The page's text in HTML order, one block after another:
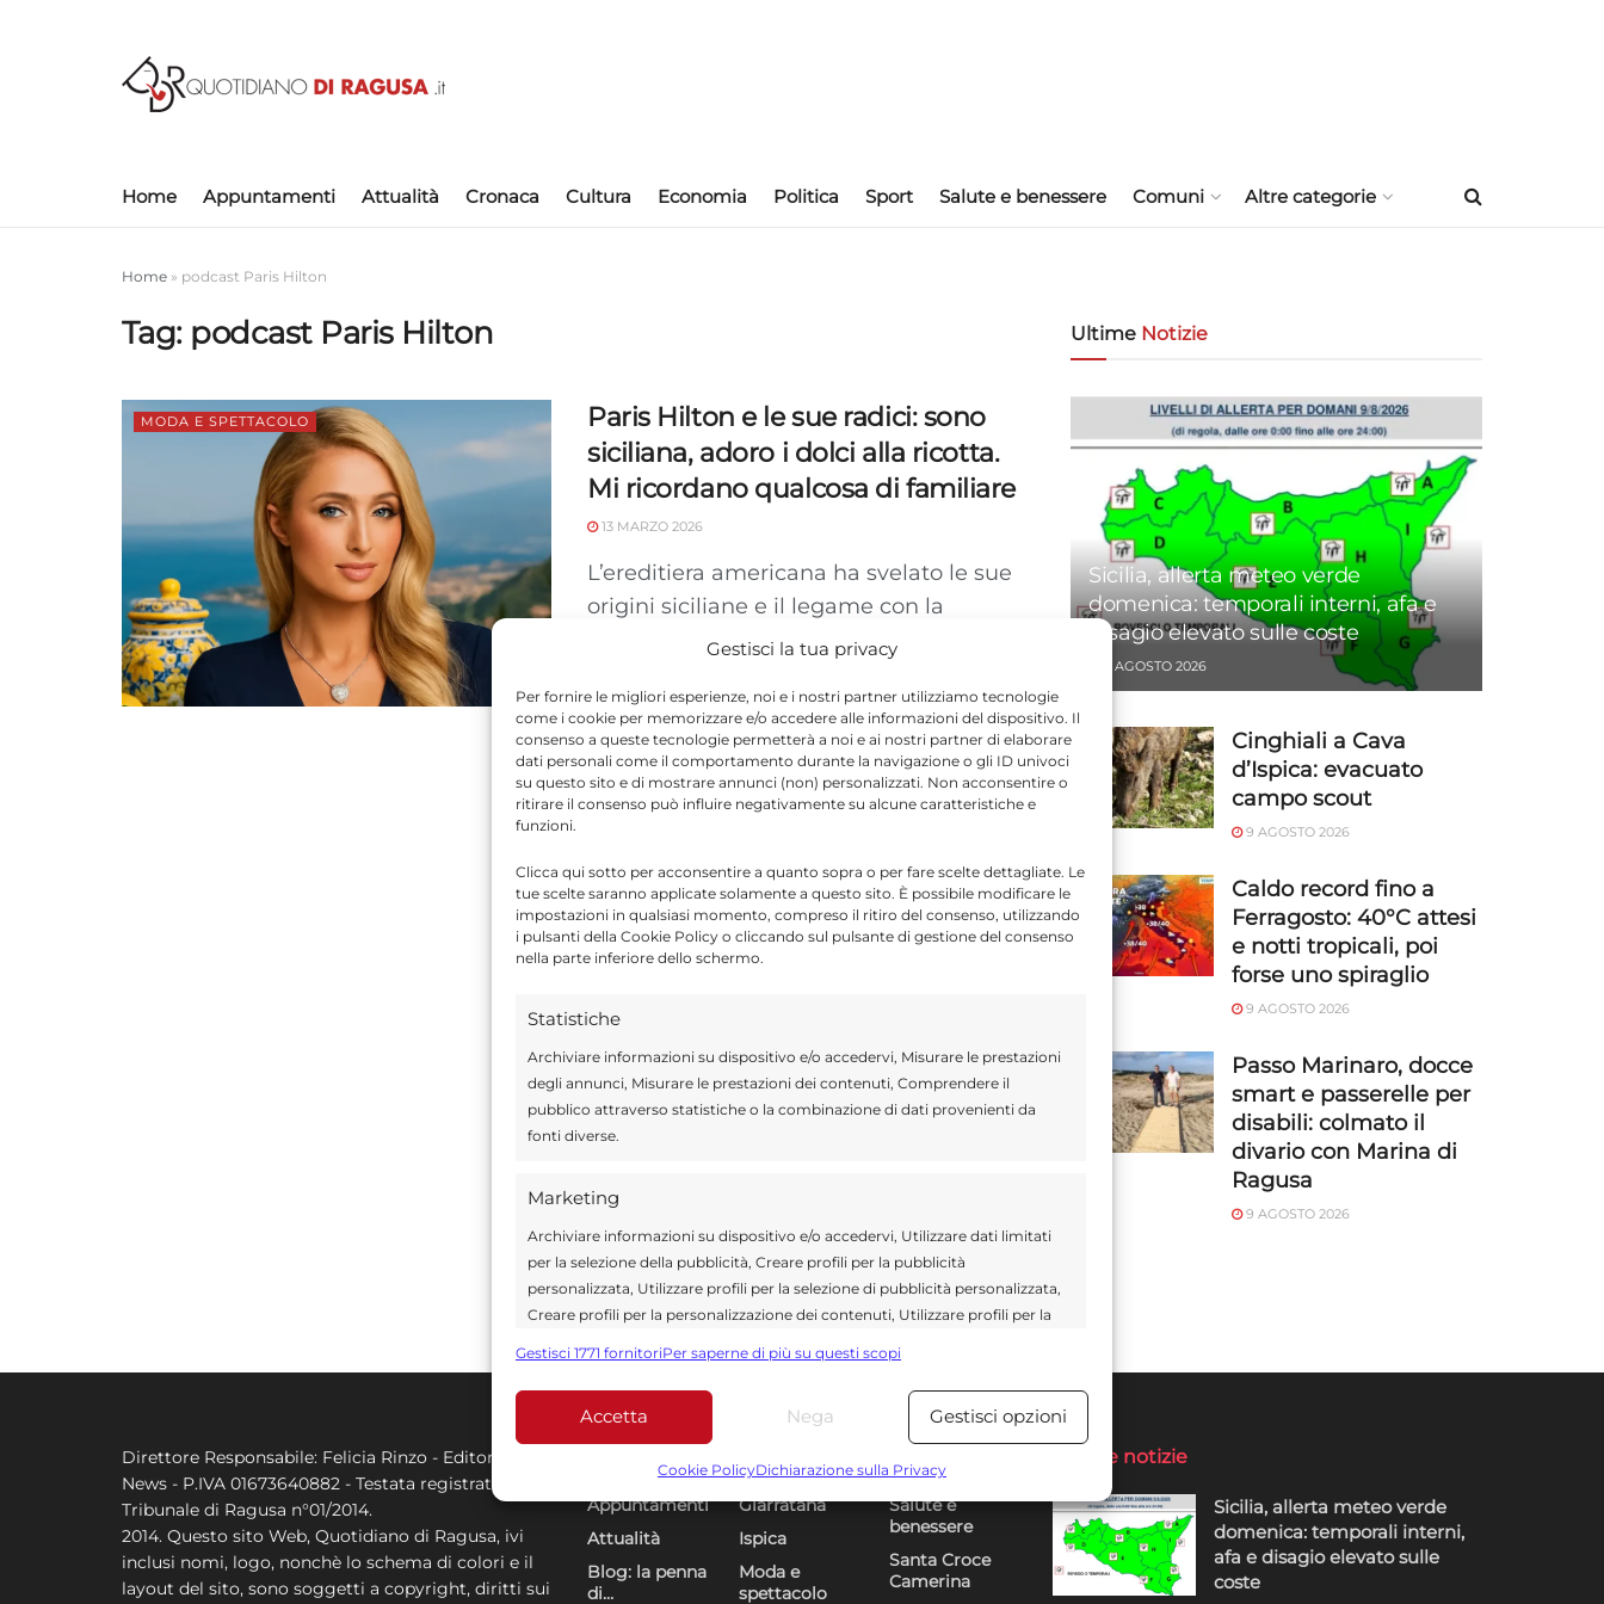
Gestisci la tua privacy
Per fornire le migliori esperienze, noi e i nostri partner utilizziamo tecnologie
come i cookie per memorizzare e/o accedere alle informazioni del dispositivo. Il
consenso a queste tecnologie permetterà a noi e ai nostri partner di elaborare
dati personali come il comportamento durante la navigazione o gli ID univoci
su questo sito e di mostrare annunci (non) personalizzati. Non acconsentire o
ritirare il consenso può influire negativamente su alcune caratteristiche e
funzioni.
Clicca qui sotto per acconsentire a quanto sopra o per fare scelte dettagliate. Le
tue scelte saranno applicate solamente a questo sito. È possibile modificare le
impostazioni in qualsiasi momento, compreso il ritiro del consenso, utilizzando
i pulsanti della Cookie Policy o cliccando sul pulsante di gestione del consenso
nella parte inferiore dello schermo.
Statistiche
Archiviare informazioni su dispositivo e/o accedervi, Misurare le prestazioni
degli annunci, Misurare le prestazioni dei contenuti, Comprendere il
pubblico attraverso statistiche o la combinazione di dati provenienti da
fonti diverse.
Marketing
Archiviare informazioni su dispositivo e/o accedervi, Utilizzare dati limitati
per la selezione della pubblicità, Creare profili per la pubblicità
personalizzata, Utilizzare profili per la selezione di pubblicità personalizzata,
Creare profili per la personalizzazione dei contenuti, Utilizzare profili per la
Utilizzare dati limitati per la selezione dei contenuti.
Funzionalità Sempre attivo
Abbinare e combinare dati provenienti da altre fonti di dati,
alle informazioni trasmesse automaticamente.
Utilizzare dati di geolocalizzazione precisi, Riconoscere i
Gestisci 1771 fornitoriPer saperne di più su questi scopi
Accetta Nega Gestisci opzioni
Cookie PolicyDichiarazione sulla Privacy
Home Appuntamenti Attualità Cronaca Cultura Economia Politica Sport Salute e benessere Comuni Altre categorie
Home » podcast Paris Hilton
Tag: podcast Paris Hilton
MODA E SPETTACOLO
Paris Hilton e le sue radici: sono
siciliana, adoro i dolci alla ricotta.
Mi ricordano qualcosa di familiare
13 MARZO 2026
L’ereditiera americana ha svelato le sue
origini siciliane e il legame con la
ricotta: ecco cosa ha raccontato nel
Ultime Notizie
Sicilia, allerta meteo verde
domenica: temporali interni, afa e
disagio elevato sulle coste
9 AGOSTO 2026
Cinghiali a Cava
d’Ispica: evacuato
campo scout
9 AGOSTO 2026
Caldo record fino a
Ferragosto: 40°C attesi
e notti tropicali, poi
forse uno spiraglio
9 AGOSTO 2026
Passo Marinaro, docce
smart e passerelle per
disabili: colmato il
divario con Marina di
Ragusa
9 AGOSTO 2026
Direttore Responsabile: Felicia Rinzo - Editore QDR
News - P.IVA 01673640882 - Testata registrata al
Tribunale di Ragusa n°01/2014.
2014. Questo sito Web, Quotidiano di Ragusa, ivi
inclusi nomi, logo, nonchè lo schema di colori e il
layout del sito, sono soggetti a copyright, diritti sui
Appuntamenti
Attualità
Blog: la penna
di…
Giarratana
Ispica
Moda e
spettacolo
Salute e
benessere
Santa Croce
Camerina
Ultime notizie
Sicilia, allerta meteo verde
domenica: temporali interni,
afa e disagio elevato sulle
coste